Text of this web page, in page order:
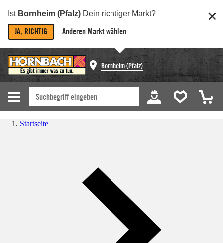
Ist Bornheim (Pfalz) Dein richtiger Markt?
JA, RICHTIG Anderen Markt wählen
Bornheim (Pfalz)
Startseite